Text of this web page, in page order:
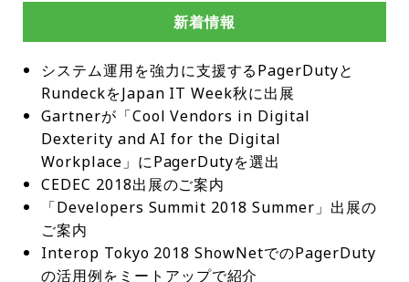
ー中心設計を強力に融合させたPagerDutyは、今年
のITおよびDevOps向け最優秀SaaSソリューション
部門で際立った存在となった。PagerDutyをSaaS
Awards 2025の受賞者として表彰できたことを大変
うれしく思う」受賞の詳細はこちら出典：PagerDu
がさらに向上する。この新機能は現在ウェブ上で利
用可能で、モバイルおよびチャットプラットフォー
ムへの対応も近日中に開始される予定だ。早期アク
セスはこちら出典：PagerDuty
ness Serviceを出し分けできるオーディエンス固有
のPrivate Status Pageの2種類から選択して使用が
可能です。これにより、機密性の高い運用情報を保
護しながら、ターゲットを絞ったコミュニケーショ
ンが可能になる。Businessユーザーで利用できるP
rivate Status Pageは1つまで。詳細はこちら▶️‌全
てのSlackユーザーがPagerDutyインシデントをト
リガーできるようにこれまでは、PagerDutyのライ
センスを保持していないユーザーは、PagerDutyが
連携されたslack環境であっても、チャネル上から
インシデントを起票することができなかった。今回
のアップデートにより、PagerDutyのライセンスを
保持していなくても、Slackユーザーはチャットか
な立場に追い込んでいる。競合他社に遅れを取らな
いよう、新技術を迅速に導入しなければならないと
の2024年AI準備指数による調査では、経営幹部の8
5%が、18力月以内にAIを導入しなければ競争上の
不利な立場に立たされると考えていることが明らか
になった。IBMの2025年経営幹部調査では、たとえ
間違っていたとしても、新技術を迅速に導入するこ
とが、時間をかけて正しいアプローチを取るよりも
優れていると考えるCEOはわずか37%だった。Page
rDutyは、多くの組織が包括的な計画なしにAIプロ
グラムを開始し、AI導入が断片化していることを観
察している。チームは独自のAI戦略とベンダーを選
最新のAIによるシステム運用を学べる機会だ。イベ
ントでは、PagerDutyには革新的なAIエージェント
RE Agent、運用上の役立つインサイトを提供してく
れるInsight Agent、急な担当変更も調整してくれ
るShift Agent、便利な文字起こし機能Scribe Agen
tなどを、デモで紹介する。また、Ops Guides日本
語化プロジェクトの情報も共有される予定だ。Page
rDuty Japan Community Meetupとは、PagerDu
tyをこれから触るという人も、使っているけどもっ
と活用していきたいという人も参加できるイベント
だ。システム運用の自動化とAI活用に関心のあるエ
ンジニア、SREチーム、運用担当者にもおすすめ
新着情報
システム運用を強力に支援するPagerDutyと
RundeckをJapan IT Week秋に出展
Gartnerが「Cool Vendors in Digital
Dexterity and AI for the Digital
Workplace」にPagerDutyを選出
CEDEC 2018出展のご案内
「Developers Summit 2018 Summer」出展の
ご案内
Interop Tokyo 2018 ShowNetでのPagerDuty
の活用例をミートアップで紹介